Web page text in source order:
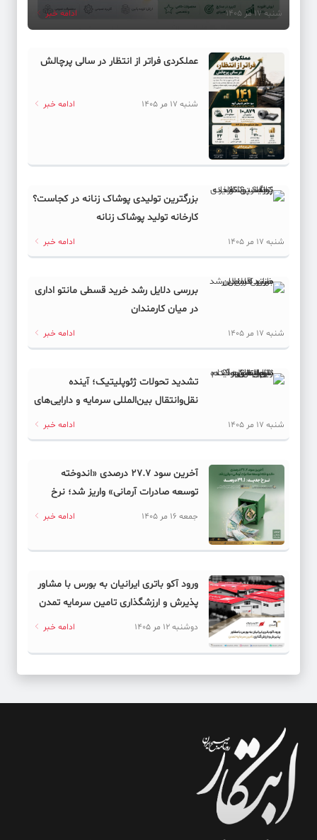
شنبه 17 مر 1405 ادامه خبر
عملکردی فراتر از انتظار در سالی پرچالش
شنبه 17 مر 1405 ادامه خبر
بزرگترین تولیدی پوشاک زنانه در کجاست؟
کارخانه تولید پوشاک زنانه
شنبه 17 مر 1405 ادامه خبر
بررسی دلایل رشد خرید قسطی مانتو اداری
در میان کارمندان
شنبه 17 مر 1405 ادامه خبر
تشدید تحولات ژئوپلیتیک؛ آینده
نقل‌وانتقال بین‌المللی سرمایه و دارایی‌های
شنبه 17 مر 1405 ادامه خبر
آخرین سود ۲۷.۷ درصدی «اندوخته
توسعه صادرات آرمانی» واریز شد؛ نرخ
جدید ۲۹.۱ درصد
جمعه 16 مر 1405 ادامه خبر
ورود آکو باتری ایرانیان به بورس با مشاور
پذیرش و ارزشگذاری تامین سرمایه تمدن
دوشنبه 12 مر 1405 ادامه خبر